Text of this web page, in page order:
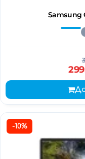
Samsung
-10%